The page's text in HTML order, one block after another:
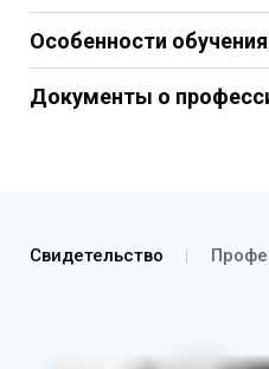
Особенности обучения
Документы о
Свидетельство